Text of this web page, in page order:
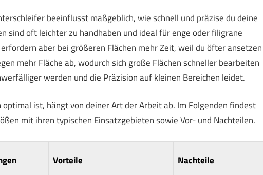
beeinflusst maßgeblich, wie schnell und präzise du deine
sind oft leichter zu handhaben und ideal für enge oder filigrane
aber bei größeren Flächen mehr Zeit, weil du öfter ansetzen
mehr Fläche ab, wodurch sich große Flächen schneller bearbeiten
werden und die Präzision auf kleinen Bereichen leidet.
ist, hängt von deiner Art der Arbeit ab. Im Folgenden findest
mit ihren typischen Einsatzgebieten sowie Vor- und Nachteilen.
Vorteile Nachteile